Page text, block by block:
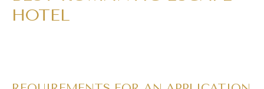
HOTEL